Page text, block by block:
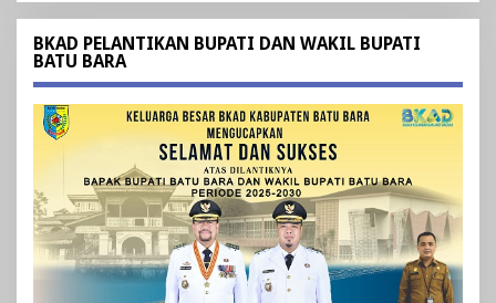
BKAD PELANTIKAN BUPATI DAN WAKIL BUPATI
BATU BARA